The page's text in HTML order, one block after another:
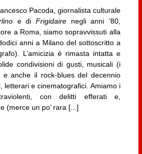
Pacoda, giornalista culturale
e di Frigidaire negli anni ’80,
a Roma, siamo sopravvissuti alla
anni a Milano del sottoscritto a
L’amicizia è rimasta intatta e
condivisioni di gusti, musicali (i
e anche il rock-blues del decennio
letterari e cinematografici. Amiamo i
con delitti efferati e,
(merce un po’ rara [...]